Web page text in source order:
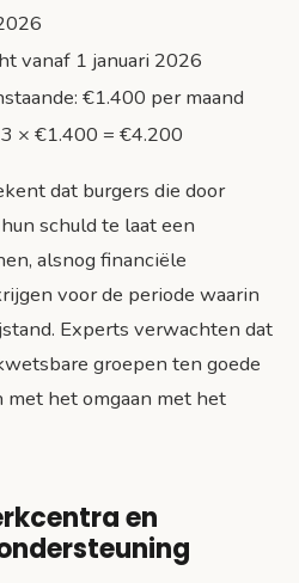
vanaf 1 januari 2026
€1.400 per maand
× €1.400 = €4.200
dat burgers die door
schuld te laat een
alsnog financiële
voor de periode waarin
Experts verwachten dat
groepen ten goede
het omgaan met het
en